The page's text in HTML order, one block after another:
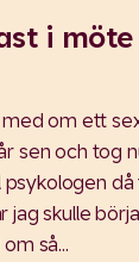
i möte
med om ett
sen och tog
jag skulle
så…